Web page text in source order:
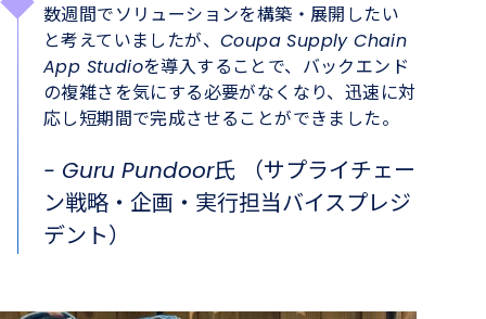
数週間でソリューションを構築・展開したい
と考えていましたが、Coupa Supply Chain
App Studioを導入することで、バックエンド
の複雑さを気にする必要がなくなり、迅速に対
応し短期間で完成させることができました。
- Guru Pundoor氏 （サプライチェー
ン戦略・企画・実行担当バイスプレジ
デント）